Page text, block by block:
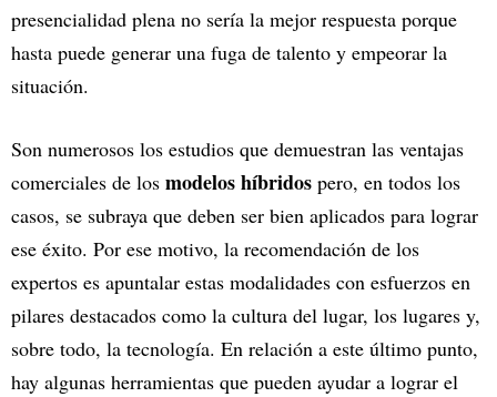
presencialidad plena no sería la mejor respuesta porque
hasta puede generar una fuga de talento y empeorar la
situación.
Son numerosos los estudios que demuestran las ventajas
comerciales de los modelos híbridos pero, en todos los
casos, se subraya que deben ser bien aplicados para lograr
ese éxito. Por ese motivo, la recomendación de los
expertos es apuntalar estas modalidades con esfuerzos en
pilares destacados como la cultura del lugar, los lugares y,
sobre todo, la tecnología. En relación a este último punto,
hay algunas herramientas que pueden ayudar a lograr el